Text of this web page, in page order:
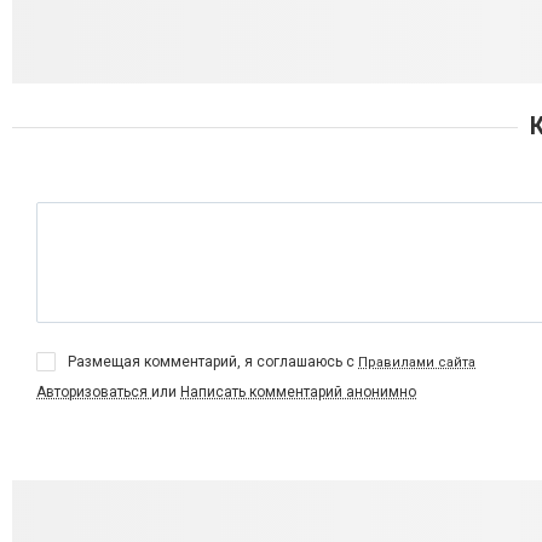
Размещая комментарий, я соглашаюсь с Правилами сайта
Авторизоваться или Написать комментарий анонимно